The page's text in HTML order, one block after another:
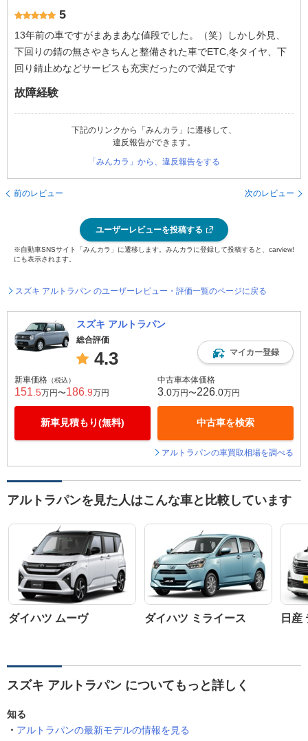
5
13年前の車ですがまあまあな値段でした。（笑）しかし外見、
下回りの錆の無さやきちんと整備された車でETC,冬タイヤ、下
回り錆止めなどサービスも充実だったので満足です
故障経験
下記のリンクから「みんカラ」に遷移して、
違反報告ができます。
「みんカラ」から、違反報告をする
前のレビュー 次のレビュー
ユーザーレビューを投稿する
※自動車SNSサイト「みんカラ」に遷移します。みんカラに登録して投稿すると、carview!
にも表示されます。
スズキ アルトラパン のユーザーレビュー・評価一覧のページに戻る
スズキ アルトラパン
総合評価
4.3 マイカー登録
新車価格 （税込）
151 .5万円〜186 .9万円
新車見積もり(無料)
中古車本体価格
3 .0万円〜226 .0万円
中古車を検索
アルトラパンの車買取相場を調べる
アルトラパンを見た人はこんな車と比較しています
ダイハツ ムーヴ ダイハツ ミライース 日産
スズキ アルトラパン についてもっと詳しく
知る
アルトラパンの最新モデルの情報を見る